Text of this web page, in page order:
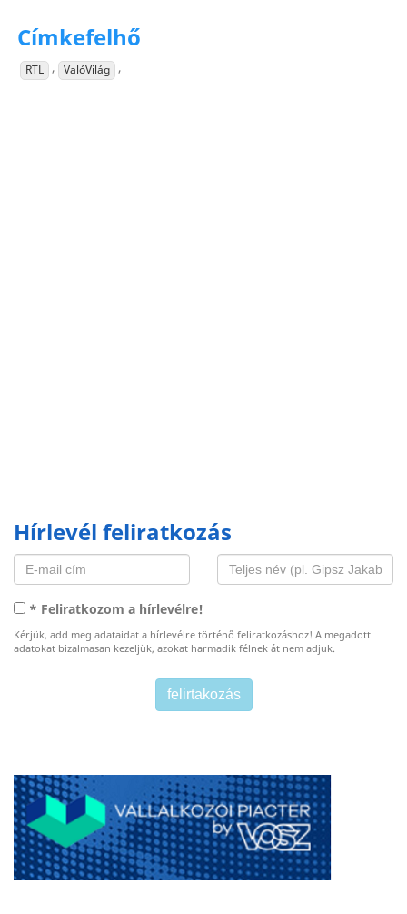
Címkefelhő
RTL , ValóVilág ,
Hírlevél feliratkozás
* Feliratkozom a hírlevélre!
Kérjük, add meg adataidat a hírlevélre történő feliratkozáshoz! A megadott
adatokat bizalmasan kezeljük, azokat harmadik félnek át nem adjuk.